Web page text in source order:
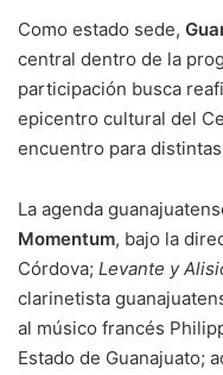
Como estado sede,
central dentro de la
participación busca
epicentro cultural del
encuentro para
La agenda
Momentum, bajo la
Córdova; Levante y
clarinetista
al músico francés
Estado de Guanajuato;